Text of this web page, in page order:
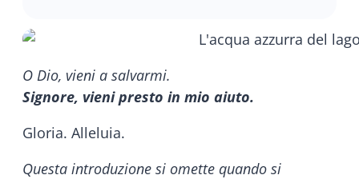
O Dio, vieni a salvarmi.
Signore, vieni presto in mio aiuto.
Gloria. Alleluia.
Questa introduzione si omette quando si